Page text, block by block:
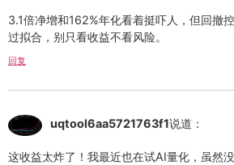
3.1倍净增和162%年化看着挺吓人，但回撤
过拟合，别只看收益不看风险。
回复
uqtool6aa5721763f1说道：
这收益太炸了！我最近也在试AI量化，虽然